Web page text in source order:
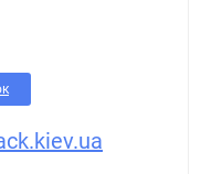
Пакет саше